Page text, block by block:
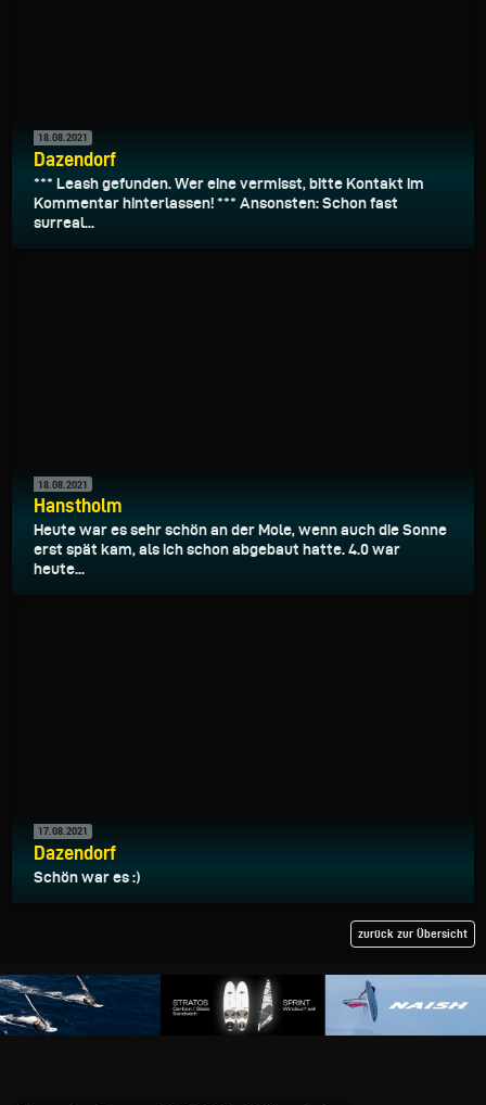
18.08.2021
Dazendorf
*** Leash gefunden. Wer eine vermisst, bitte Kontakt im
Kommentar hinterlassen! *** Ansonsten: Schon fast
surreal...
18.08.2021
Hanstholm
Heute war es sehr schön an der Mole, wenn auch die Sonne
erst spät kam, als ich schon abgebaut hatte. 4.0 war
heute...
17.08.2021
Dazendorf
Schön war es :)
zurück zur Übersicht